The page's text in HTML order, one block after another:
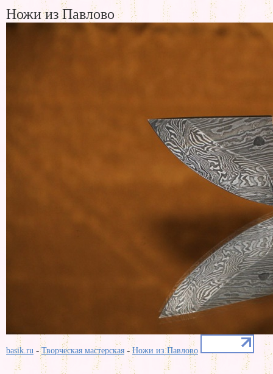
Ножи из Павлово
basik.ru -Творческая мастерская -Ножи из Павлово